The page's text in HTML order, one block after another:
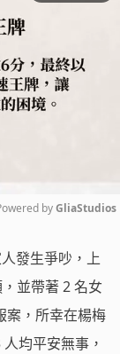
by GliaStudios
發生爭吵，上
並帶著 2 名女
案，所幸在楊梅
均平安無事，